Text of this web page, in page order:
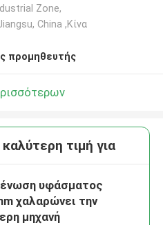
Zone,
China ,Κίνα
προμηθευτής
τιμή για
υφάσματος
χαλαρώνει την
μηχανή